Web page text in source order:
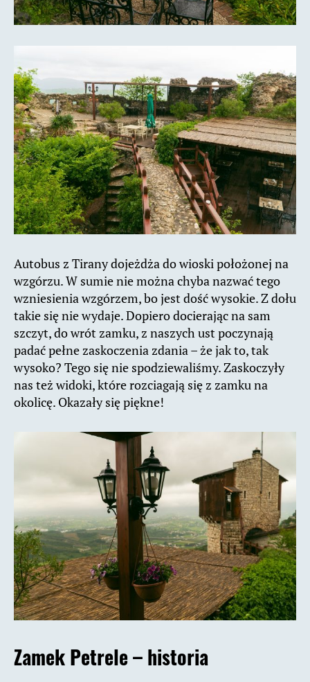
Autobus z Tirany dojeżdża do wioski położonej na
wzgórzu. W sumie nie można chyba nazwać tego
wzniesienia wzgórzem, bo jest dość wysokie. Z dołu
takie się nie wydaje. Dopiero docierając na sam
szczyt, do wrót zamku, z naszych ust poczynają
padać pełne zaskoczenia zdania – że jak to, tak
wysoko? Tego się nie spodziewaliśmy. Zaskoczyły
nas też widoki, które rozciagają się z zamku na
okolicę. Okazały się piękne!
Zamek Petrele – historia